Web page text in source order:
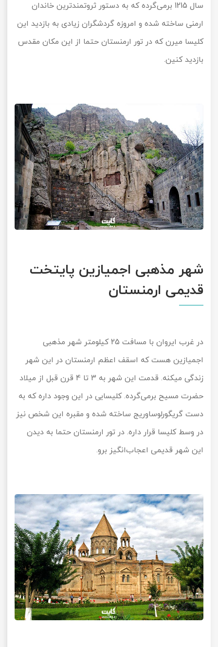
سال 1215 برمی‌گرده که به دستور ثروتمندترین خاندان
ارمنی ساخته شده و امروزه گردشگران زیادی به بازدید این
کلیسا میرن که در تور ارمنستان حتما از این مکان مقدس
بازدید کنین.
شهر مذهبی اجمیازین پایتخت
قدیمی ارمنستان
در غرب ایروان با مسافت 25 کیلومتر شهر مذهبی
اجمیازین هست که اسقف اعظم ارمنستان در این شهر
زندگی میکنه. قدمت این شهر به 3 تا 4 قرن قبل از میلاد
حضرت مسیح برمی‌گرده. کلیسایی در این وجود داره که به
دست گریگورلوساوریج ساخته شده و مقبره این شخص نیز
در وسط کلیسا قرار داره. در تور ارمنستان حتما به دیدن
این شهر قدیمی اعجاب‌انگیز برو.